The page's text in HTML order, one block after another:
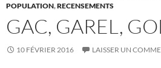
POPULATION,RECENSEMENTS
GAC, GAREL,
10 FÉVRIER 2016 LAISSER UN